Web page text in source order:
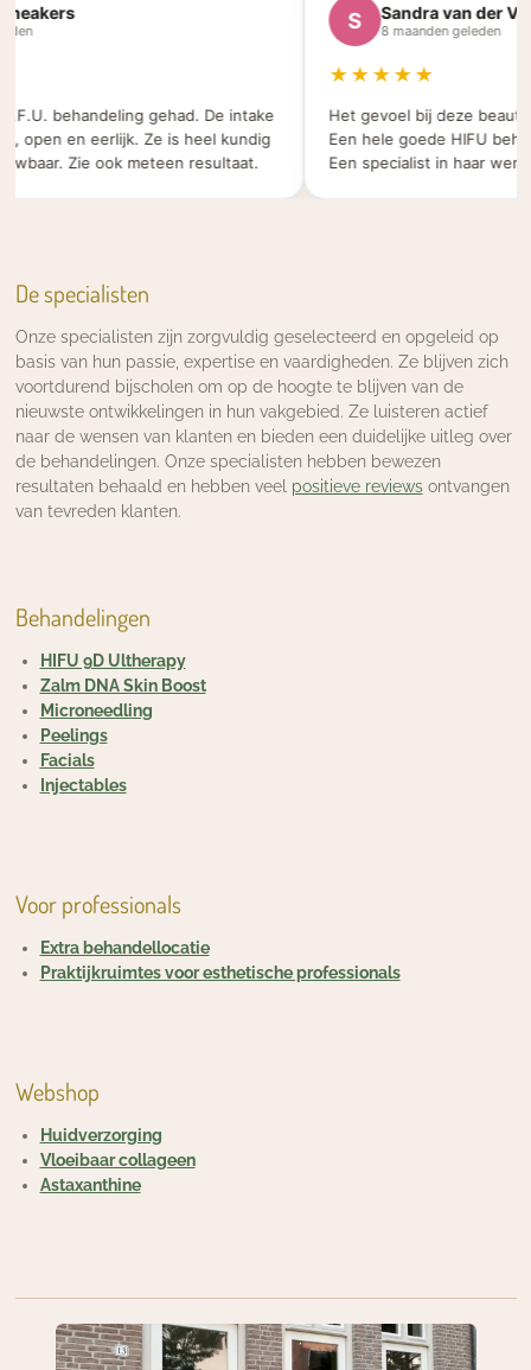
behandeling gehad. De intake
en eerlijk. Ze is heel kundig
Zie ook meteen resultaat.
S Sandra van der
8 maanden geleden
★★★★★
Het gevoel bij deze beauty
Een hele goede HIFU
Een specialist in haar werk.
De specialisten
Onze specialisten zijn zorgvuldig geselecteerd en opgeleid op
basis van hun passie, expertise en vaardigheden. Ze blijven zich
voortdurend bijscholen om op de hoogte te blijven van de
nieuwste ontwikkelingen in hun vakgebied. Ze luisteren actief
naar de wensen van klanten en bieden een duidelijke uitleg over
de behandelingen. Onze specialisten hebben bewezen
resultaten behaald en hebben veel positieve reviews ontvangen
van tevreden klanten.
Behandelingen
HIFU 9D Ultherapy
Zalm DNA Skin Boost
Microneedling
Peelings
Facials
Injectables
Voor professionals
Extra behandellocatie
Praktijkruimtes voor esthetische professionals
Webshop
Huidverzorging
Vloeibaar collageen
Astaxanthine